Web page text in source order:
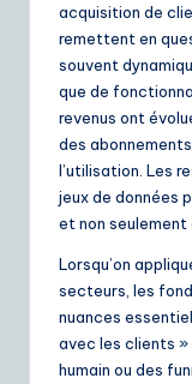
o
lu
ti
o
acquisition de
remettent en
souvent
que de
revenus ont
des
l’utilisation. Les
jeux de données
et non seulement
Lorsqu’on
secteurs, les
nuances
avec les clients »
humain ou des